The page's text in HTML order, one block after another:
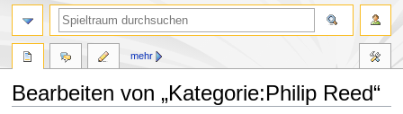
Bearbeiten von „Kategorie:Philip Reed“
mehr